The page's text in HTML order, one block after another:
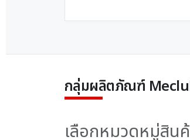
กลุ่มผลิตภัณฑ์
เลือกหมวดหมู่สิน